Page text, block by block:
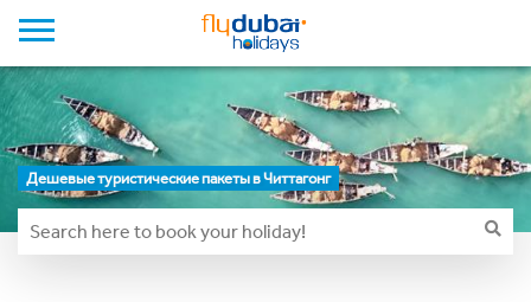
Дешевые туристические пакеты в Читтагонг